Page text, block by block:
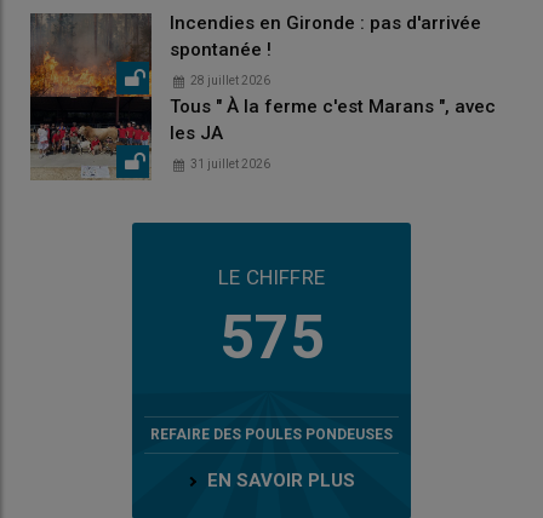
Incendies en Gironde : pas d'arrivée
spontanée !
28 juillet 2026
Tous " À la ferme c'est Marans ", avec
les JA
31 juillet 2026
LE CHIFFRE
575
REFAIRE DES POULES PONDEUSES
EN SAVOIR PLUS